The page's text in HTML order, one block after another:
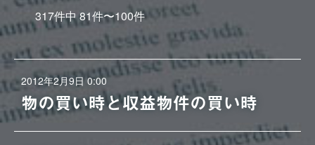
317件中81件〜100件
2012年2月9日 0:00
物の買い時と収益物件の買い時